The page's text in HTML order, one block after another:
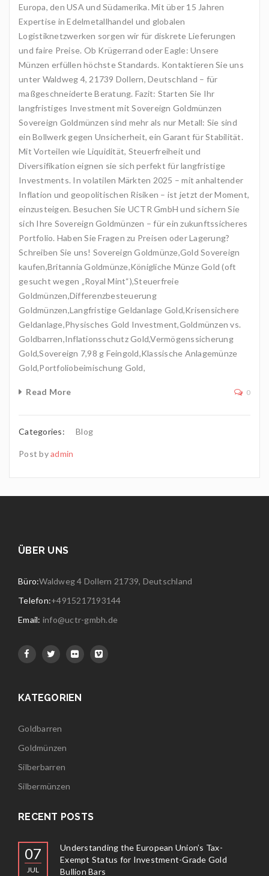
Europa, den USA und Südamerika. Mit über 15 Jahren
Expertise in Edelmetallhandel und globalen
Logistiknetzwerken sorgen wir für diskrete Lieferungen
und faire Preise. Ob Krügerrand oder Eagle: Unsere
Münzen erfüllen höchste Standards. Kontaktieren Sie uns
unter Waldweg 4, 21739 Dollern, Deutschland – für
maßgeschneiderte Beratung. Fazit: Starten Sie Ihr
langfristiges Investment mit Sovereign Goldmünzen
Sovereign Goldmünzen sind mehr als nur Metall: Sie sind
ein Bollwerk gegen Unsicherheit, ein Garant für Stabilität.
Mit Vorteilen wie Liquidität, Steuerfreiheit und
Diversifikation eignen sie sich perfekt für langfristige
Investments. In volatilen Märkten 2025 – mit anhaltender
Inflation und geopolitischen Risiken – ist jetzt der Moment,
einzusteigen. Besuchen Sie UCTR GmbH und sichern Sie
sich Ihre Sovereign Goldmünzen – für ein zukunftssicheres
Portfolio. Haben Sie Fragen zu Preisen oder Lagerung?
Schreiben Sie uns! Sovereign Goldmünze,Gold Sovereign
kaufen,Britannia Goldmünze,Königliche Münze Gold (oft
gesucht wegen „Royal Mint“),Steuerfreie
Goldmünzen,Differenzbesteuerung
Goldmünzen,Langfristige Geldanlage Gold,Krisensichere
Geldanlage,Physisches Gold Investment,Goldmünzen vs.
Goldbarren,Inflationsschutz Gold,Vermögenssicherung
Gold,Sovereign 7,98 g Feingold,Klassische Anlagemünze
Gold,Portfoliobeimischung Gold,
Read More 0
Categories: Blog
Post byadmin
ÜBER UNS
Büro:Waldweg 4 Dollern 21739, Deutschland
Telefon:+4915217193144
Email: info@uctr-gmbh.de
KATEGORIEN
Goldbarren
Goldmünzen
Silberbarren
Silbermünzen
RECENT POSTS
07
JUL
Understanding the European Union’s Tax-
Exempt Status for Investment-Grade Gold
Bullion Bars